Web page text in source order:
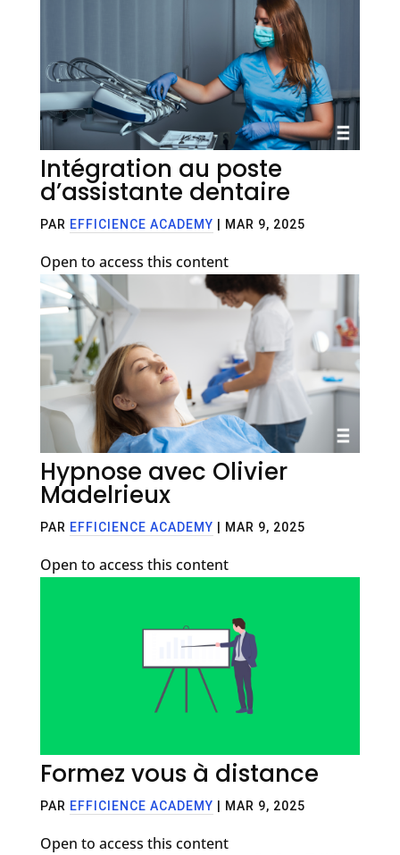
Intégration au poste
d’assistante dentaire
PAR EFFICIENCE ACADEMY MAR 9, 2025
Open to access this content
Hypnose avec Olivier
Madelrieux
PAR EFFICIENCE ACADEMY MAR 9, 2025
Open to access this content
Formez vous à distance
PAR EFFICIENCE ACADEMY MAR 9, 2025
Open to access this content